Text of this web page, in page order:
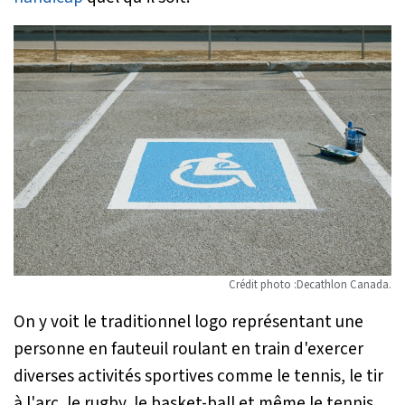
Crédit photo :Decathlon Canada.
On y voit le traditionnel logo représentant une
personne en fauteuil roulant en train d'exercer
diverses activités sportives comme le tennis, le tir